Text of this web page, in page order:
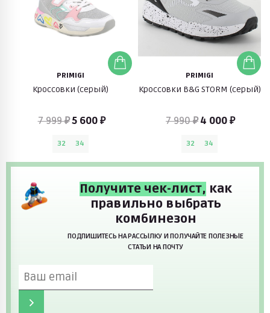
PRIMIGI
Кроссовки (серый)
7 999 ₽5 600 ₽
32 34
PRIMIGI
Кроссовки B&G STORM (серый)
7 990 ₽ 4 000 ₽
32 34
Получите чек-лист, как
правильно выбрать
комбинезон
ПОДПИШИТЕСЬ НА РАССЫЛКУ И ПОЛУЧАЙТЕ ПОЛЕЗНЫЕ
СТАТЬИ НА ПОЧТУ